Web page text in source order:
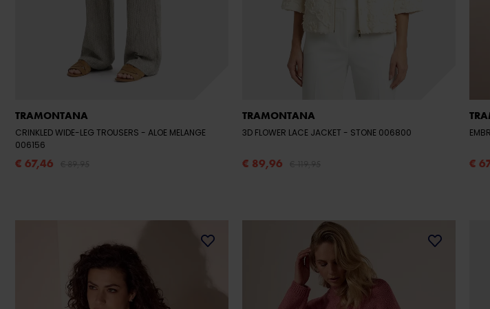
TRAMONTANA
CRINKLED WIDE-LEG TROUSERS - ALOE MELANGE
006156
€ 67,46
TRAMONTANA
3D FLOWER LACE JACKET - STONE 006800
€ 89,96 €